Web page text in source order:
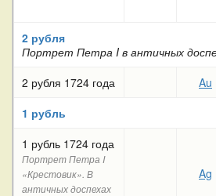
2 рубля
Портрет Петра I в античных
2 рубля 1724 года
Au
1 рубль
1 рубль 1724 года
Портрет Петра I
«Крестовик». В
античных доспехах
Ag